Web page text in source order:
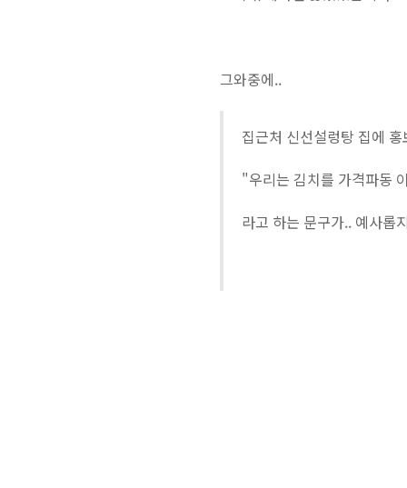
그와중에..
집근처 신선설렁탕 집에
"우리는 김치를 가격파동
라고 하는 문구가.. 예사롭